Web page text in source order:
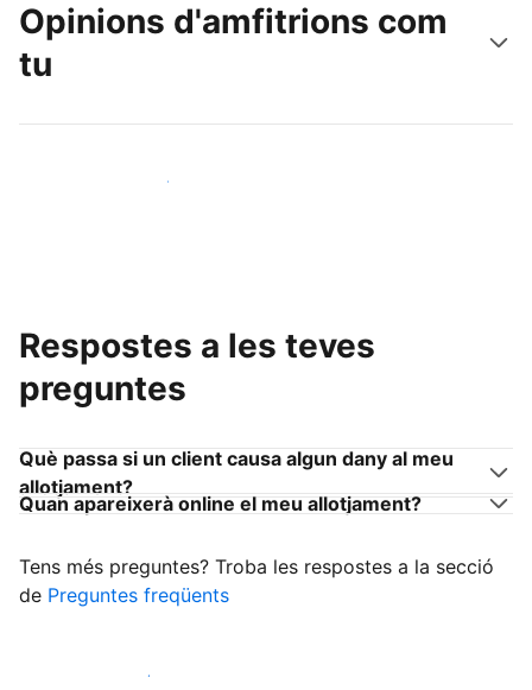
Opinions d'amfitrions com
tu
Uneix-te a amfitrions com tu
Respostes a les teves
preguntes
Què passa si un client causa algun dany al meu
allotjament?
Quan apareixerà online el meu allotjament?
Tens més preguntes? Troba les respostes a la secció
de Preguntes freqüents
Comença a rebre clients